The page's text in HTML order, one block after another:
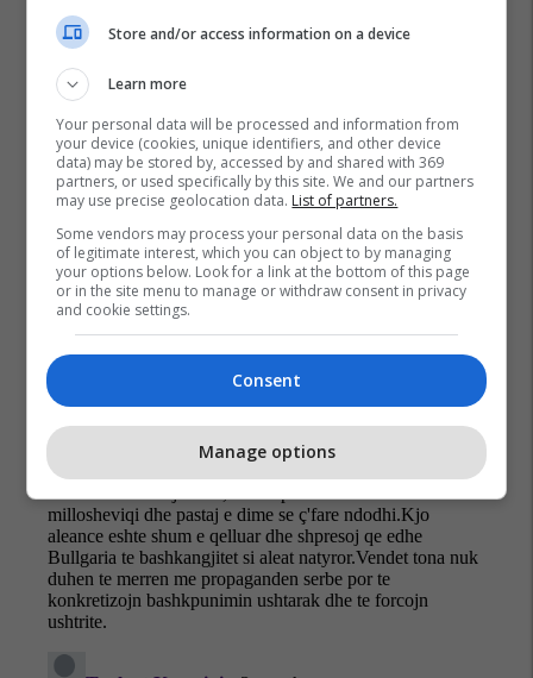
Serbia Kosova Kroacia
Shqipëria
Zoran Milanoviq
Store and/or access information on a device
Learn more
Your personal data will be processed and information from
your device (cookies, unique identifiers, and other device
data) may be stored by, accessed by and shared with 369
partners, or used specifically by this site. We and our partners
may use precise geolocation data. List of partners.
Some vendors may process your personal data on the basis
of legitimate interest, which you can object to by managing
your options below. Look for a link at the bottom of this page
or in the site menu to manage or withdraw consent in privacy
and cookie settings.
Consent
Manage options